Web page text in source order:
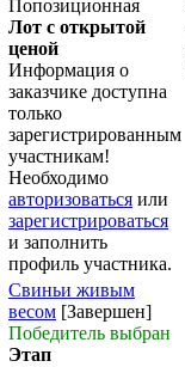
Попозиционная
Лот с открытой
ценой
Информация о
заказчике доступна
только
зарегистрированным
участникам!
Необходимо
авторизоваться или
зарегистрироваться
и заполнить
профиль участника.
Свиньи живым
весом [Завершен]
Победитель выбран
Этап